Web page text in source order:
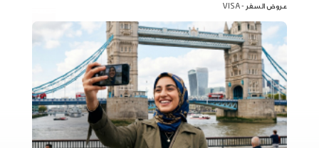
عروض السفر - VISA